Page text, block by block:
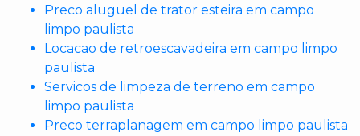
Preco aluguel de trator esteira em campo
limpo paulista
Locacao de retroescavadeira em campo limpo
paulista
Servicos de limpeza de terreno em campo
limpo paulista
Preco terraplanagem em campo limpo paulista